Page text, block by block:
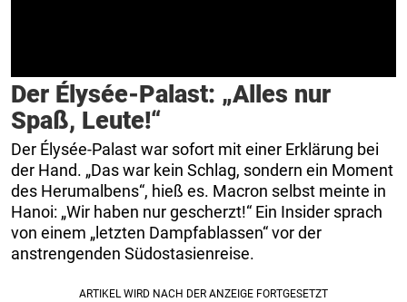
Der Élysée-Palast: „Alles nur
Spaß, Leute!“
Der Élysée-Palast war sofort mit einer Erklärung bei
der Hand. „Das war kein Schlag, sondern ein Moment
des Herumalbens“, hieß es. Macron selbst meinte in
Hanoi: „Wir haben nur gescherzt!“ Ein Insider sprach
von einem „letzten Dampfablassen“ vor der
anstrengenden Südostasienreise.